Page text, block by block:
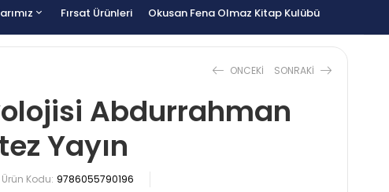
Fırsat Ürünleri Okusan Fena Olmaz Kitap Kulübü
ONCEKI SONRAKI
Abdurrahman
Yayın
Ürün Kodu: 9786055790196